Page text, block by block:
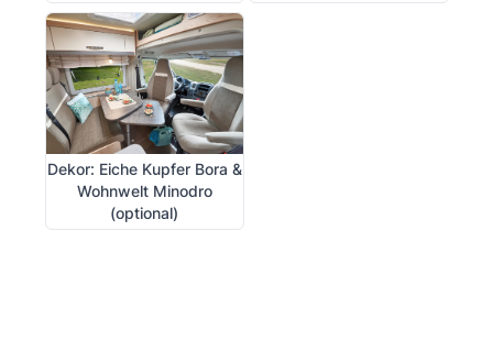
Dekor: Eiche Kupfer Bora &
Wohnwelt Minodro
(optional)